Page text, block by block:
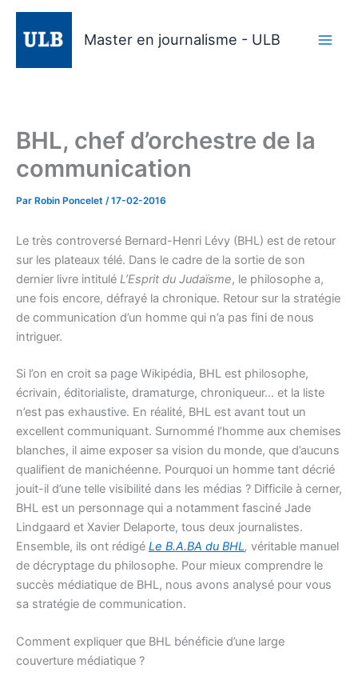
Aller
contenu
Master en journalisme - ULB
BHL, chef d’orchestre de la
communication
Par Robin Poncelet /17-02-2016
Le très controversé Bernard-Henri Lévy (BHL) est de retour
sur les plateaux télé. Dans le cadre de la sortie de son
dernier livre intitulé L’Esprit du Judaïsme, le philosophe a,
une fois encore, défrayé la chronique. Retour sur la stratégie
de communication d’un homme qui n’a pas fini de nous
intriguer.
Si l’on en croit sa page Wikipédia, BHL est philosophe,
écrivain, éditorialiste, dramaturge, chroniqueur… et la liste
n’est pas exhaustive. En réalité, BHL est avant tout un
excellent communiquant. Surnommé l’homme aux chemises
blanches, il aime exposer sa vision du monde, que d’aucuns
qualifient de manichéenne. Pourquoi un homme tant décrié
jouit-il d’une telle visibilité dans les médias ? Difficile à cerner,
BHL est un personnage qui a notamment fasciné Jade
Lindgaard et Xavier Delaporte, tous deux journalistes.
Ensemble, ils ont rédigé Le B.A.BA du BHL, véritable manuel
de décryptage du philosophe. Pour mieux comprendre le
succès médiatique de BHL, nous avons analysé pour vous
sa stratégie de communication.
Comment expliquer que BHL bénéficie d’une large
couverture médiatique ?